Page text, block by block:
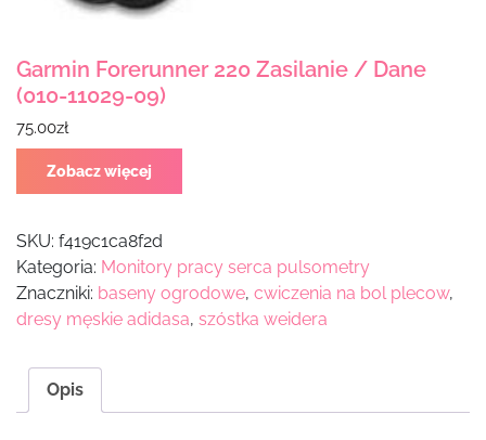
Garmin Forerunner 220 Zasilanie / Dane
(010-11029-09)
75.00zł
Zobacz więcej
SKU: f419c1ca8f2d
Kategoria: Monitory pracy serca pulsometry
Znaczniki: baseny ogrodowe, cwiczenia na bol plecow,
dresy męskie adidasa, szóstka weidera
Opis